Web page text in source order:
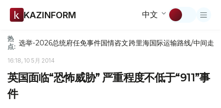
KAZINFORM 中文
热
点: 选举-2026总统府任免事件国情咨文跨里海国际运输路线/中间走廊
16:18, 10 5月 2014
英国面临“恐怖威胁” 严重程度不低于“911”事
件